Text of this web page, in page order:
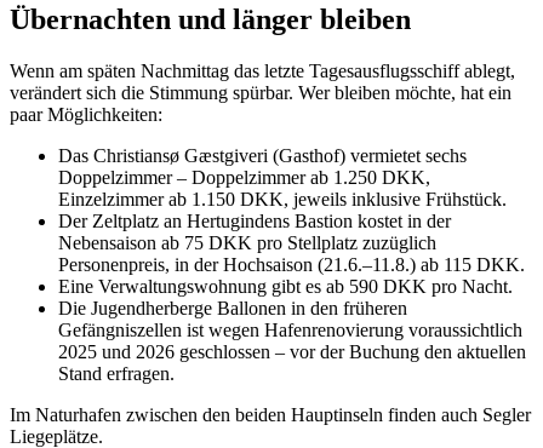
Übernachten und länger bleiben
Wenn am späten Nachmittag das letzte Tagesausflugsschiff ablegt,
verändert sich die Stimmung spürbar. Wer bleiben möchte, hat ein
paar Möglichkeiten:
Das Christiansø Gæstgiveri (Gasthof) vermietet sechs
Doppelzimmer – Doppelzimmer ab 1.250 DKK,
Einzelzimmer ab 1.150 DKK, jeweils inklusive Frühstück.
Der Zeltplatz an Hertugindens Bastion kostet in der
Nebensaison ab 75 DKK pro Stellplatz zuzüglich
Personenpreis, in der Hochsaison (21.6.–11.8.) ab 115 DKK.
Eine Verwaltungswohnung gibt es ab 590 DKK pro Nacht.
Die Jugendherberge Ballonen in den früheren
Gefängniszellen ist wegen Hafenrenovierung voraussichtlich
2025 und 2026 geschlossen – vor der Buchung den aktuellen
Stand erfragen.
Im Naturhafen zwischen den beiden Hauptinseln finden auch Segler
Liegeplätze.